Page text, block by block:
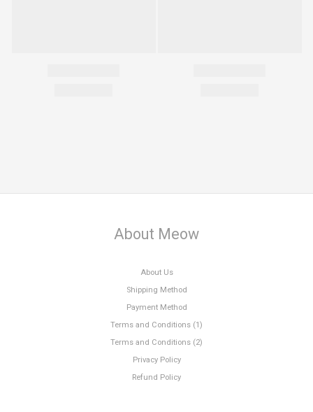
About Meow
About Us
Shipping Method
Payment Method
Terms and Conditions (1)
Terms and Conditions (2)
Privacy Policy
Refund Policy